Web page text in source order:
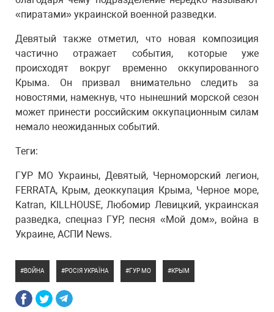
«пиратами» украинской военной разведки.
Девятый также отметил, что новая композиция
частично отражает события, которые уже
происходят вокруг временно оккупированного
Крыма. Он призвал внимательно следить за
новостями, намекнув, что нынешний морской сезон
может принести российским оккупационным силам
немало неожиданных событий.
Теги:
ГУР МО Украины, Девятый, Черноморский легион,
FERRATA, Крым, деоккупация Крыма, Черное море,
Katran, KILLHOUSE, Любомир Левицкий, украинская
разведка, спецназ ГУР, песня «Мой дом», война в
Украине, АСПИ News.
ВОЙНА РОСІЯ УКРАЇНА ГУР МО КРЫМ